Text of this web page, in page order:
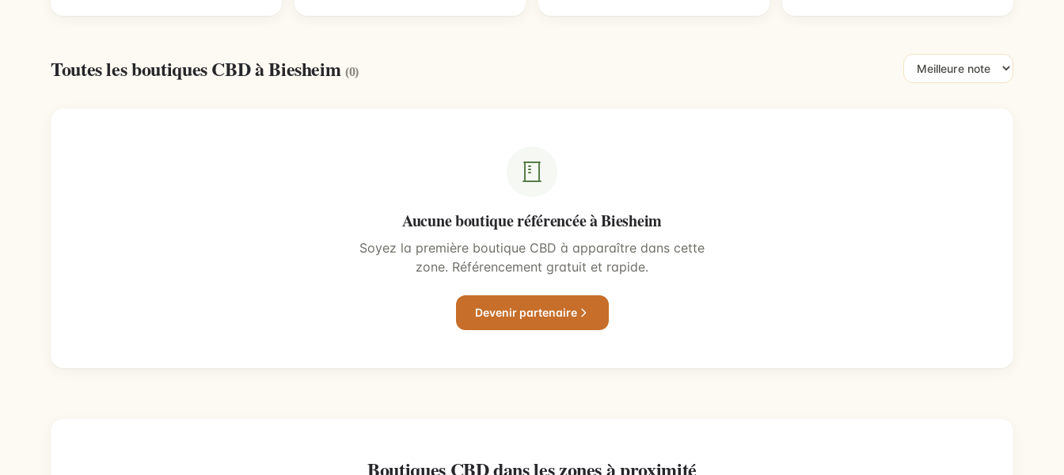
Toutes les boutiques CBD à Biesheim(0)
Aucune boutique référencée à Biesheim
Soyez la première boutique CBD à apparaître dans cette
zone. Référencement gratuit et rapide.
Devenir partenaire
Boutiques CBD dans les zones à proximité